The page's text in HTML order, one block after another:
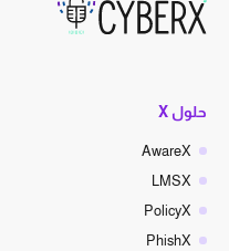
حلول X
AwareX
LMSX
PolicyX
PhishX